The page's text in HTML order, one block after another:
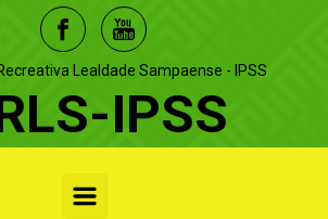
Lealdade Sampaense - IPSS
IPSS